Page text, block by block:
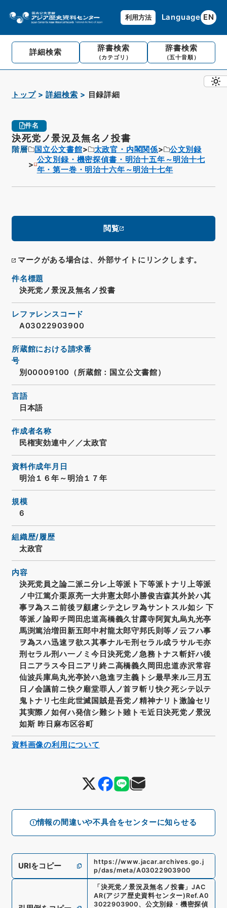
利用方法 Language EN
詳細検索 辞書検索
（カテゴリ）
辞書検索
（五十音順）
トップ 詳細検索 目録詳細
件名
決死党ノ景況及無名ノ投書
階層 国立公文書館 太政官・内閣関係
公文別録
公文別録・機密探偵書・明治十五年～明治十七
年・第一巻・明治十六年～明治十七年
閲覧
マークがある場合は、外部サイトにリンクします。
情報の間違いや不具合をセンターに知らせる
件名標題
決死党ノ景況及無名ノ投書
レファレンスコード
A03022903900
所蔵館における請求番
号
別00009100（所蔵館：国立公文書館）
言語
日本語
作成者名称
民権実効連中／／太政官
資料作成年月日
明治１６年～明治１７年
規模
6
組織歴/履歴
太政官
内容
決死党員之論二派ニ分レ上等派ト下等派トナリ上等派
ノ中江篤介栗原亮一大井憲太郎小勝俊吉森其外於ハ其
事ヲ為スニ前後ヲ顧慮シテ之レヲ為サントスル如シ 下
等派ノ論即チ岡田忠道高橋義久甘露寺阿賀丸烏丸光亭
馬渕篤治増田新五郎中村龍太郎守邦氏則等ノ云フハ事
ヲ為スハ迅速ヲ欲ス其事ナルモ刑セラル成ラサルモ亦
刑セラル刑ハ一ノミ今日決死党ノ急務トナス斬奸ハ後
日ニアラス今日ニアリ終ニ高橋義久岡田忠道赤沢常容
仙波兵庫烏丸光亭於ハ急進ヲ主義トシ最早来ル三月五
日ノ会議前ニ快ク廟堂罪人ノ首ヲ斬リ快ク死シテ以テ
鬼トナリ七生此世滅国賊是吾党ノ精神ナリト激論セリ
其実際ノ如何ハ発信シ難シト雖トモ近日決死党ノ景況
如斯 昨日麻布区谷町
URIをコピー
https://www.jacar.archives.go.j
p/das/meta/A03022903900
「 決死党ノ景況及無名ノ投書 」JAC
AR(アジア歴史資料センター) Ref.A0
3022903900、 公文別録・機密探偵
資料画像の利用について